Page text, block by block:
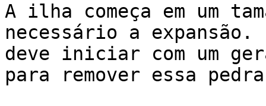
A ilha começa em um
necessário a expansão.
deve iniciar com um
para remover essa